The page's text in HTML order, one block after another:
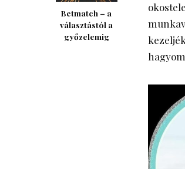
Betmatch – a
választástól a
győzelemig